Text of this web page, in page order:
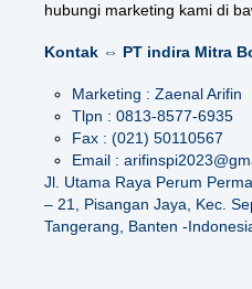
hubungi marketing kami di
Kontak ⇔ PT indira Mitra
Marketing : Zaenal Arifin
Tlpn : 0813-8577-6935
Fax : (021) 50110567
Email :
Jl. Utama Raya Perum
– 21, Pisangan Jaya, Kec.
Tangerang, Banten -